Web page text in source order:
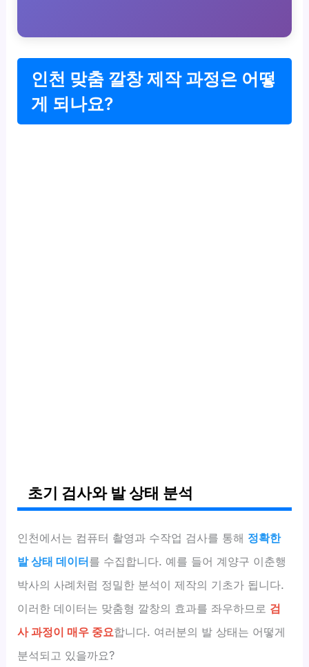
인천 맞춤 깔창 제작 과정은 어떻
게 되나요?
초기 검사와 발 상태 분석
인천에서는 컴퓨터 촬영과 수작업 검사를 통해 정확한
발 상태 데이터를 수집합니다. 예를 들어 계양구 이춘행
박사의 사례처럼 정밀한 분석이 제작의 기초가 됩니다.
이러한 데이터는 맞춤형 깔창의 효과를 좌우하므로 검
사 과정이 매우 중요합니다. 여러분의 발 상태는 어떻게
분석되고 있을까요?